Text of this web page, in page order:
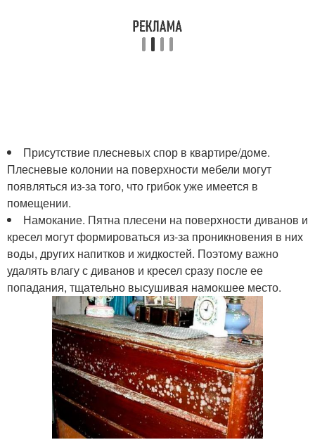
Присутствие плесневых спор в квартире/доме.
Плесневые колонии на поверхности мебели могут
появляться из-за того, что грибок уже имеется в
помещении.
Намокание. Пятна плесени на поверхности диванов и
кресел могут формироваться из-за проникновения в них
воды, других напитков и жидкостей. Поэтому важно
удалять влагу с диванов и кресел сразу после ее
попадания, тщательно высушивая намокшее место.